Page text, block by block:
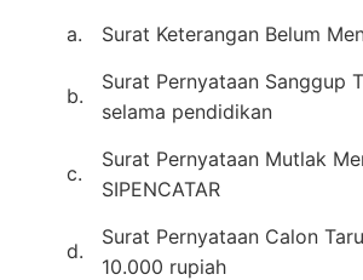
a.
Surat Keterangan Belum
b.
Surat Pernyataan Sanggup
selama pendidikan
c.
Surat Pernyataan Mutlak
SIPENCATAR
d.
Surat Pernyataan Calon
10.000 rupiah